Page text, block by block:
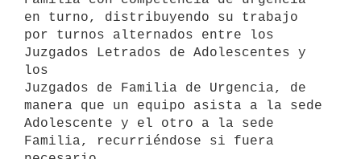
en turno, distribuyendo su trabajo
por turnos alternados entre los
Juzgados Letrados de Adolescentes y
los
Juzgados de Familia de Urgencia, de
manera que un equipo asista a la sede
Adolescente y el otro a la sede
Familia, recurriéndose si fuera